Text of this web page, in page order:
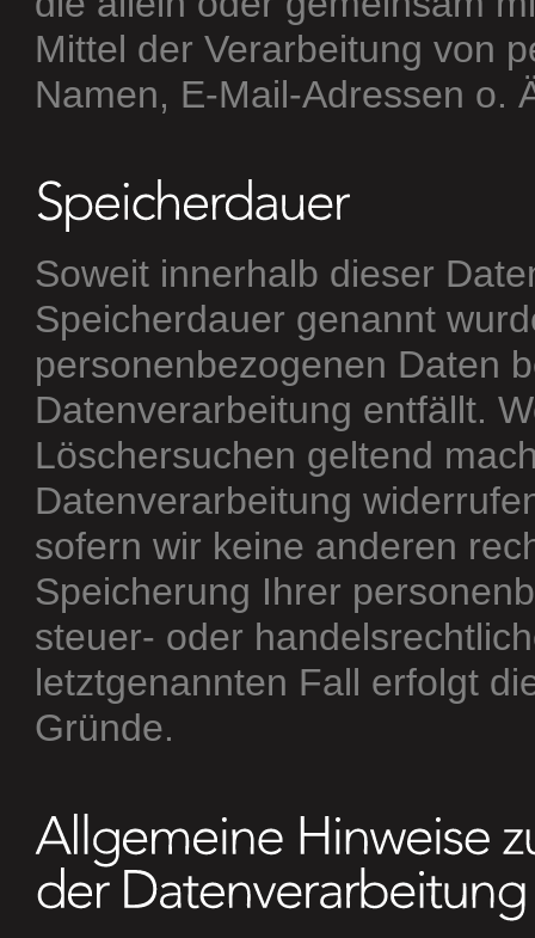
Mittel der Verarbeitung von
Namen, E-Mail-Adressen o.
Soweit innerhalb dieser
Speicherdauer genannt
personenbezogenen Daten
Datenverarbeitung entfällt.
Löschersuchen geltend
Datenverarbeitung
sofern wir keine anderen
Speicherung Ihrer
steuer- oder
letztgenannten Fall erfolgt
Gründe.